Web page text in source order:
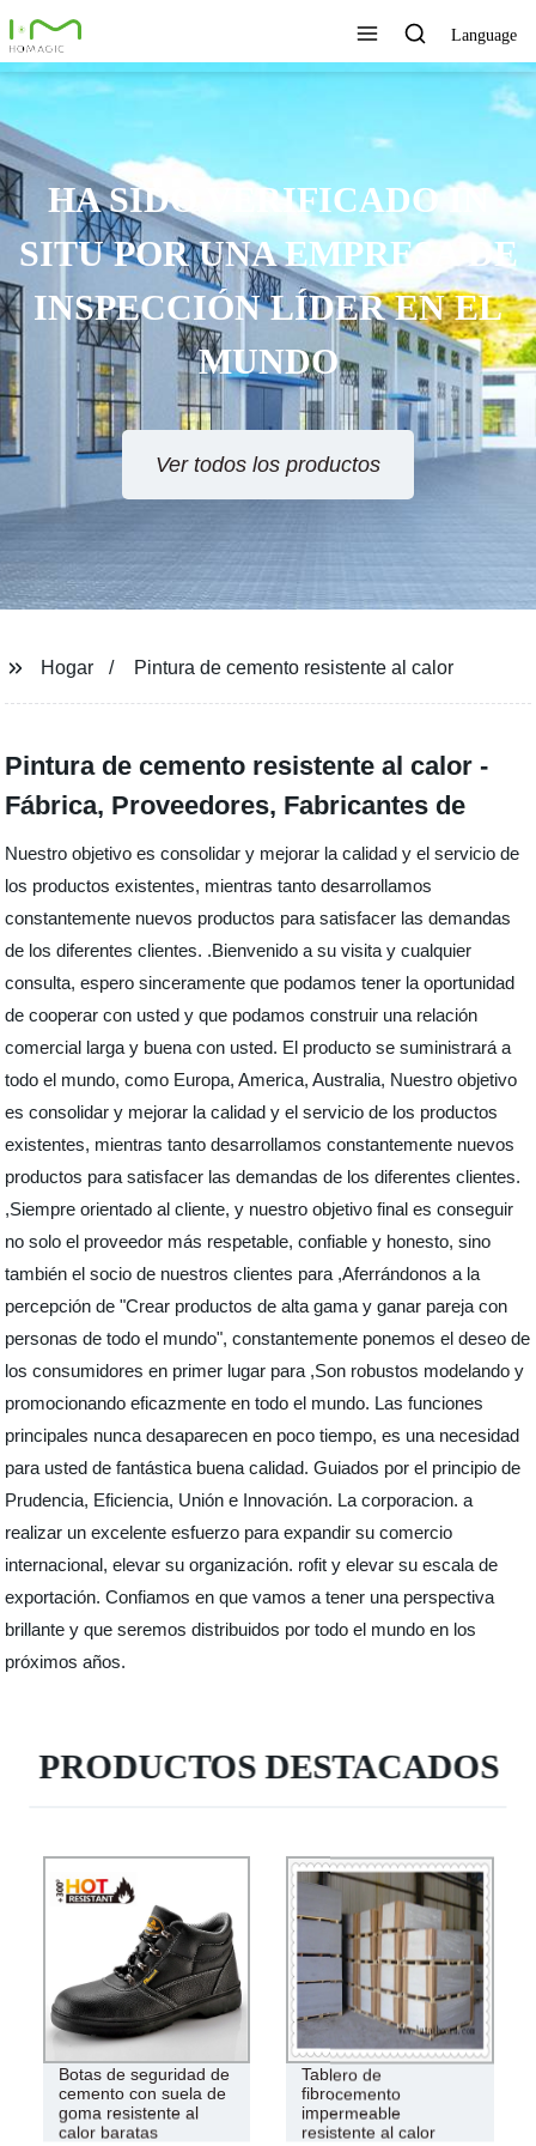
Language
HA SIDO VERIFICADO IN
SITU POR UNA EMPRESA DE
INSPECCIÓN LÍDER EN EL
MUNDO
Ver todos los productos
Hogar Pintura de cemento resistente al calor
Pintura de cemento resistente al calor -
Fábrica, Proveedores, Fabricantes de
Nuestro objetivo es consolidar y mejorar la calidad y el servicio de
los productos existentes, mientras tanto desarrollamos
constantemente nuevos productos para satisfacer las demandas
de los diferentes clientes. .Bienvenido a su visita y cualquier
consulta, espero sinceramente que podamos tener la oportunidad
de cooperar con usted y que podamos construir una relación
comercial larga y buena con usted. El producto se suministrará a
todo el mundo, como Europa, America, Australia, Nuestro objetivo
es consolidar y mejorar la calidad y el servicio de los productos
existentes, mientras tanto desarrollamos constantemente nuevos
productos para satisfacer las demandas de los diferentes clientes.
,Siempre orientado al cliente, y nuestro objetivo final es conseguir
no solo el proveedor más respetable, confiable y honesto, sino
también el socio de nuestros clientes para ,Aferrándonos a la
percepción de "Crear productos de alta gama y ganar pareja con
personas de todo el mundo", constantemente ponemos el deseo de
los consumidores en primer lugar para ,Son robustos modelando y
promocionando eficazmente en todo el mundo. Las funciones
principales nunca desaparecen en poco tiempo, es una necesidad
para usted de fantástica buena calidad. Guiados por el principio de
Prudencia, Eficiencia, Unión e Innovación. La corporacion. a
realizar un excelente esfuerzo para expandir su comercio
internacional, elevar su organización. rofit y elevar su escala de
exportación. Confiamos en que vamos a tener una perspectiva
brillante y que seremos distribuidos por todo el mundo en los
próximos años.
PRODUCTOS DESTACADOS
Botas de seguridad de
cemento con suela de
goma resistente al
calor baratas
Tablero de
fibrocemento
impermeable
resistente al calor